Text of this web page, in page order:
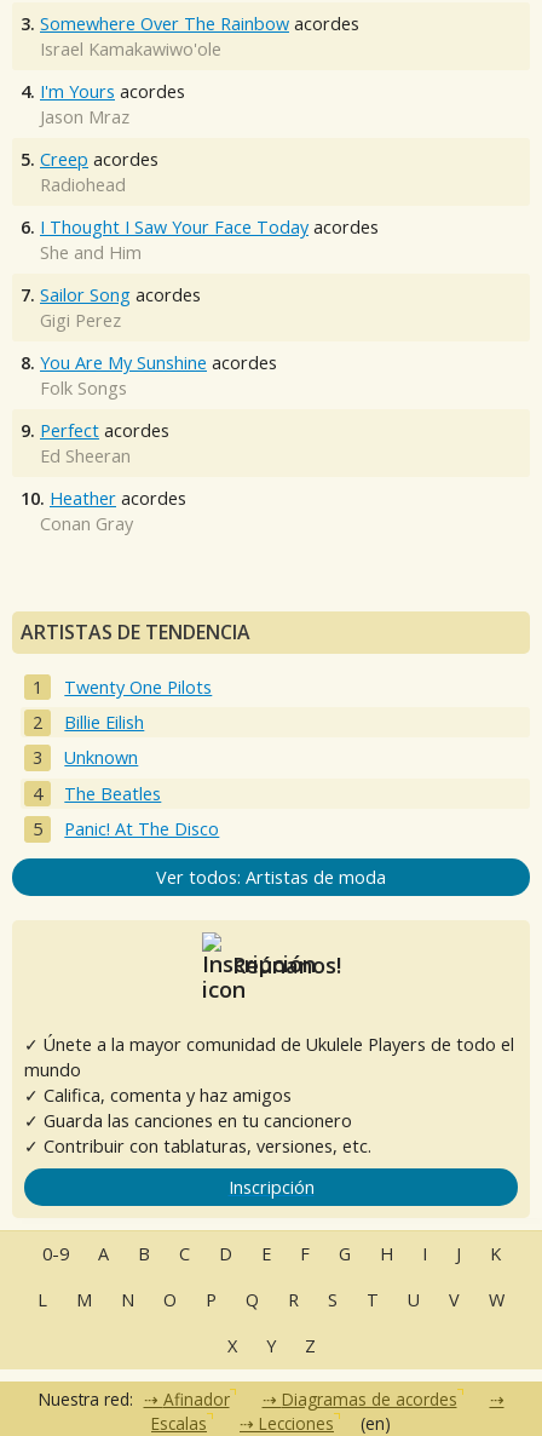
3. Somewhere Over The Rainbow acordes
Israel Kamakawiwo'ole
4. I'm Yours acordes
Jason Mraz
5. Creep acordes
Radiohead
6. I Thought I Saw Your Face Today acordes
She and Him
7. Sailor Song acordes
Gigi Perez
8. You Are My Sunshine acordes
Folk Songs
9. Perfect acordes
Ed Sheeran
10. Heather acordes
Conan Gray
ARTISTAS DE TENDENCIA
Twenty One Pilots
Billie Eilish
Unknown
The Beatles
Panic! At The Disco
Ver todos: Artistas de moda
Reúnanos!
✓ Únete a la mayor comunidad de Ukulele Players de todo el
mundo
✓ Califica, comenta y haz amigos
✓ Guarda las canciones en tu cancionero
✓ Contribuir con tablaturas, versiones, etc.
Inscripción
0-9 A B C D E F G H I J
K
L
M N O P Q R S T U V
W
X
Y Z
Nuestra red: Afinador
Diagramas de acordes
Escalas
Lecciones (en)